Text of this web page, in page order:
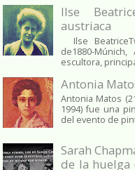
Ilse
austriaca
Ilse
de1880-
escultora,
Antonia
Antonia Matos
1994) fue una
del evento de
Sarah
de la